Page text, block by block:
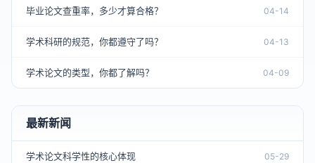
毕业论文查重率，多少才算合格？ 04-14
学术科研的规范，你都遵守了吗？ 04-13
学术论文的类型，你都了解吗？ 04-09
最新新闻
学术论文科学性的核心体现 05-29